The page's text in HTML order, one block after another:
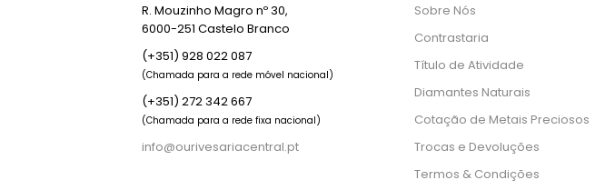
R. Mouzinho Magro nº 30,
6000-251 Castelo Branco
(+351) 928 022 087
(Chamada para a rede móvel nacional)
(+351) 272 342 667
(Chamada para a rede fixa nacional)
info@ourivesariacentral.pt
Sobre Nós
Contrastaria
Título de Atividade
Diamantes Naturais
Cotação de Metais Preciosos
Trocas e Devoluções
Termos & Condições